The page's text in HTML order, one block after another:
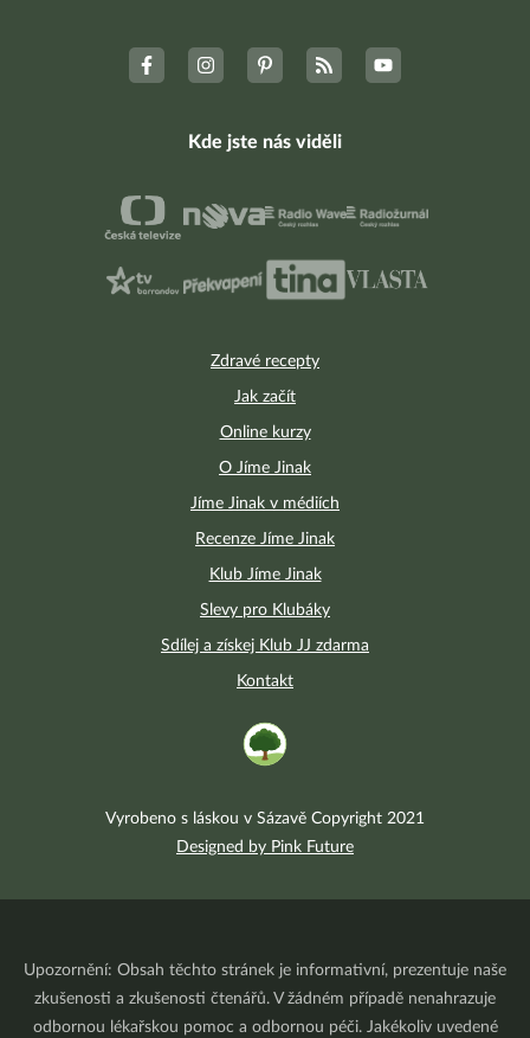
Zdravé recepty
Jak začít
Online kurzy
O Jíme Jinak
Jíme Jinak v médiích
Recenze Jíme Jinak
Klub Jíme Jinak
Slevy pro Klubáky
Sdílej a získej Klub JJ zdarma
Kontakt
Kde jste nás viděli
Vyrobeno s láskou v Sázavě Copyright 2021
Designed by Pink Future
Upozornění: Obsah těchto stránek je informativní, prezentuje naše
zkušenosti a zkušenosti čtenářů. V žádném případě nenahrazuje
odbornou lékařskou pomoc a odbornou péči. Jakékoliv uvedené